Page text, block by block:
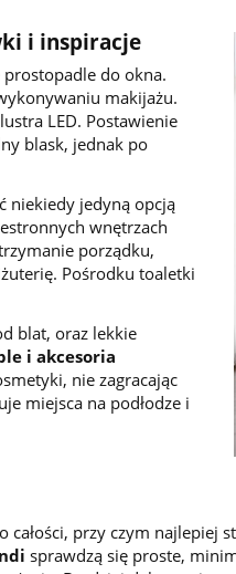
i inspiracje
do okna.
makijażu.
LED. Postawienie
blask, jednak po
niekiedy jedyną opcją
wnętrzach
porządku,
Pośrodku toaletki
blat, oraz lekkie
i akcesoria
nie zagracając
miejsca na podłodze i
przy czym najlepiej
sprawdzą się proste,